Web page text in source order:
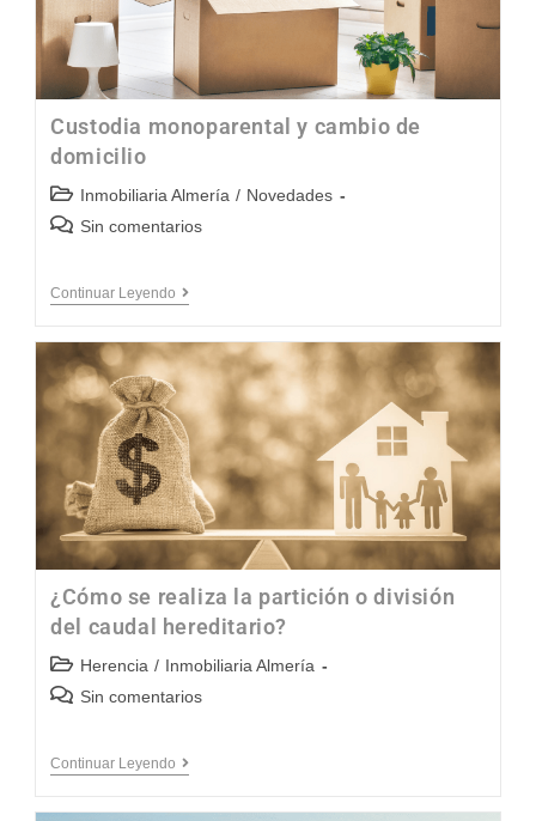
Custodia monoparental y cambio de
domicilio
Inmobiliaria Almería / Novedades
Sin comentarios
Continuar Leyendo
¿Cómo se realiza la partición o división
del caudal hereditario?
Herencia / Inmobiliaria Almería
Sin comentarios
Continuar Leyendo